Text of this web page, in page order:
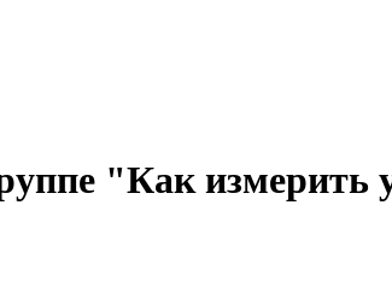
"Как измерить